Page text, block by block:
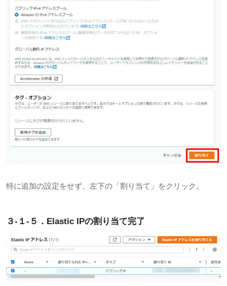
特に追加の設定をせず、左下の「割り当て」をクリック。
３-１-５．Elastic IPの割り当て完了